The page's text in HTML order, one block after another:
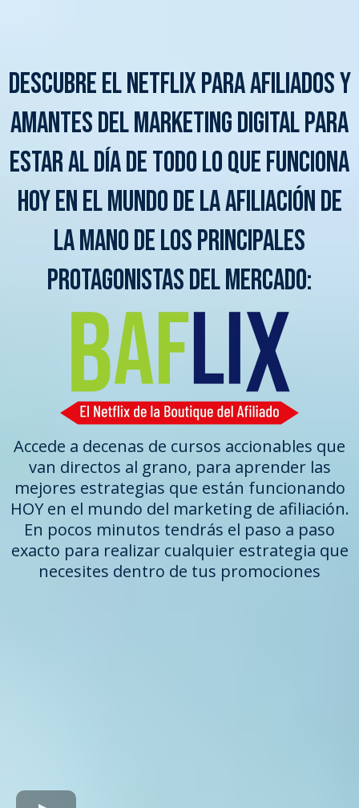
DESCUBRE EL NETFLIX PARA AFILIADOS Y
AMANTES DEL MARKETING DIGITAL PARA
ESTAR AL DÍA DE TODO LO QUE FUNCIONA
HOY EN EL MUNDO DE LA AFILIACIÓN DE
LA MANO DE LOS PRINCIPALES
PROTAGONISTAS DEL MERCADO:
Accede a decenas de cursos accionables que
van directos al grano, para aprender las
mejores estrategias que están funcionando
HOY en el mundo del marketing de afiliación.
En pocos minutos tendrás el paso a paso
exacto para realizar cualquier estrategia que
necesites dentro de tus promociones